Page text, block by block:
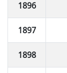
1896
1897
1898